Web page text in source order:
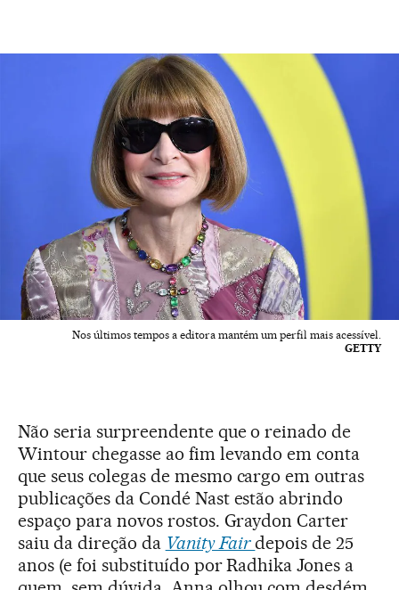
Nos últimos tempos a editora mantém um perfil mais acessível.
GETTY
Não seria surpreendente que o reinado de
Wintour chegasse ao fim levando em conta
que seus colegas de mesmo cargo em outras
publicações da Condé Nast estão abrindo
espaço para novos rostos. Graydon Carter
saiu da direção da Vanity Fairdepois de 25
anos (e foi substituído por Radhika Jones a